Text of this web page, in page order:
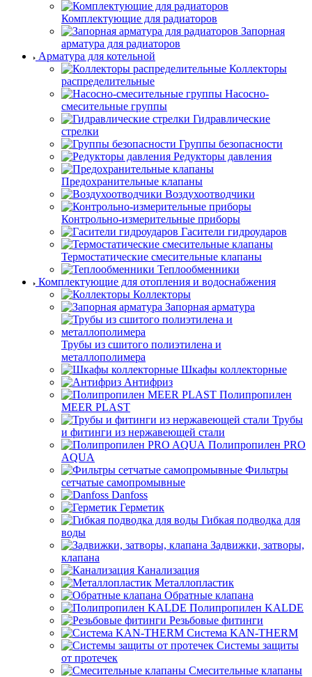
Комплектующие для радиаторов
Запорная
арматура для радиаторов
Арматура для котельной
Коллекторы
распределительные
Насосно-
смесительные группы
Гидравлические
стрелки
Группы безопасности
Редукторы давления
Предохранительные клапаны
Воздухоотводчики
Контрольно-измерительные приборы
Гасители гидроударов
Термостатические смесительные клапаны
Теплообменники
Комплектующие для отопления и водоснабжения
Коллекторы
Запорная арматура
Трубы из сшитого полиэтилена и
металлополимера
Шкафы коллекторные
Антифриз
Полипропилен
MEER PLAST
Трубы
и фитинги из нержавеющей стали
Полипропилен PRO
AQUA
Фильтры
сетчатые самопромывные
Danfoss
Герметик
Гибкая подводка для
воды
Задвижки, затворы,
клапана
Канализация
Металлопластик
Обратные клапана
Полипропилен KALDE
Резьбовые фитинги
Система KAN-THERM
Системы защиты
от протечек
Смесительные клапаны